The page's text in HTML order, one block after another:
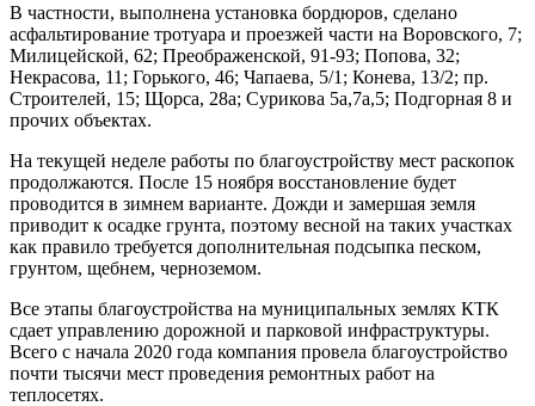
В частности, выполнена установка бордюров, сделано
асфальтирование тротуара и проезжей части на Воровского, 7;
Милицейской, 62; Преображенской, 91-93; Попова, 32;
Некрасова, 11; Горького, 46; Чапаева, 5/1; Конева, 13/2; пр.
Строителей, 15; Щорса, 28а; Сурикова 5а,7а,5; Подгорная 8 и
прочих объектах.
На текущей неделе работы по благоустройству мест раскопок
продолжаются. После 15 ноября восстановление будет
проводится в зимнем варианте. Дожди и замершая земля
приводит к осадке грунта, поэтому весной на таких участках
как правило требуется дополнительная подсыпка песком,
грунтом, щебнем, черноземом.
Все этапы благоустройства на муниципальных землях КТК
сдает управлению дорожной и парковой инфраструктуры.
Всего с начала 2020 года компания провела благоустройство
почти тысячи мест проведения ремонтных работ на
теплосетях.